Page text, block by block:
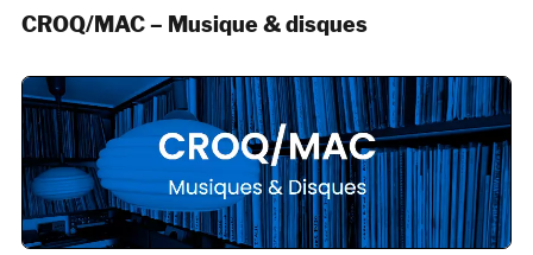
CROQ/MAC – Musique & disques